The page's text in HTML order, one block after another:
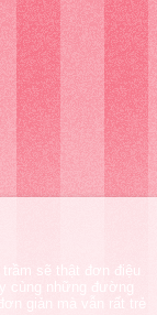
sẽ thật đơn điệu
cùng những đường
giản mà vẫn rất trẻ